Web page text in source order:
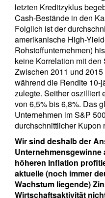
letzten Kreditzyklus
Cash-Bestände in den
Folglich ist der
amerikanische High-
Rohstoffunternehmen)
keine Korrelation mit
Zwischen 2011 und
während die Rendite 10-
zulegte. Seither oszilliert
von 6,5% bis 6,8%. Das
Unternehmen im S&P
durchschnittlicher Kupon
Wir sind deshalb der
höheren Inflation
aktuelle (noch immer
Wachstum liegende)
Wirtschaftsaktivität
Last Name
Country of residence
I'm not an US citizen*
Ihre Informationen